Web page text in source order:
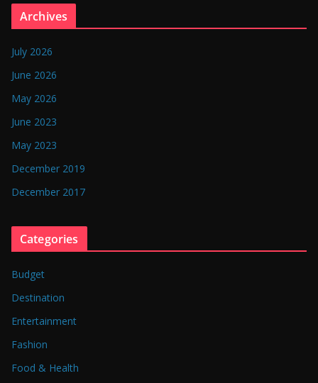
n
g
Archives
July 2026
June 2026
May 2026
June 2023
May 2023
December 2019
December 2017
Categories
Budget
Destination
Entertainment
Fashion
Food & Health